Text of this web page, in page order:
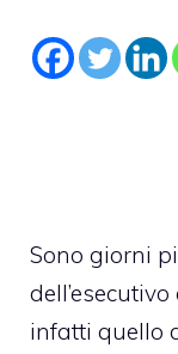
Sono giorni
infatti quello